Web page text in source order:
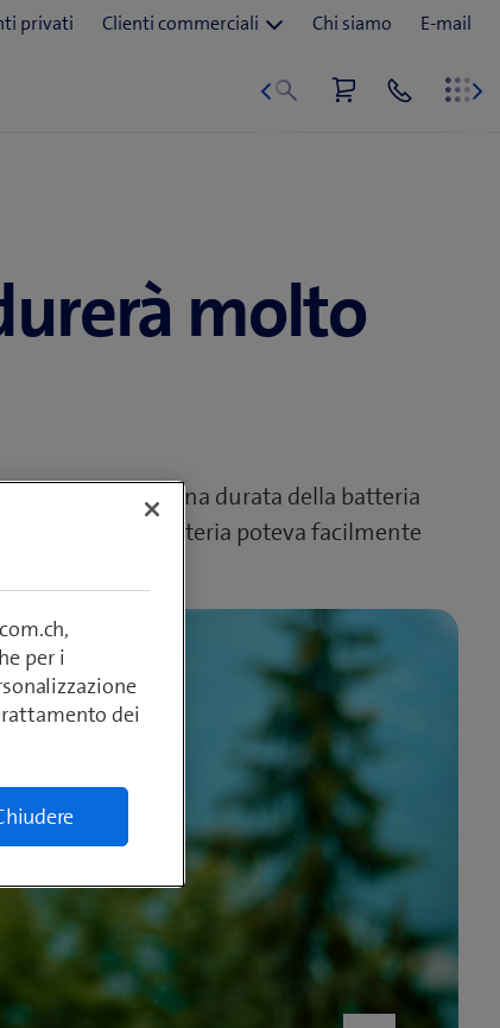
molto
avevano una durata della batteria
carica della batteria poteva facilmente
per i
dei